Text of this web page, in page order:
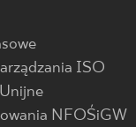
ISO
NFOŚiGW